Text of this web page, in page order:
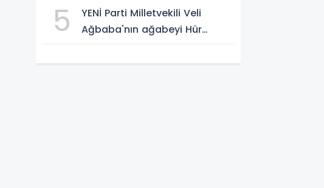
sabırsızlanıyorum'
5
YENİ Parti Milletvekili Veli
Ağbaba'nın ağabeyi Hür